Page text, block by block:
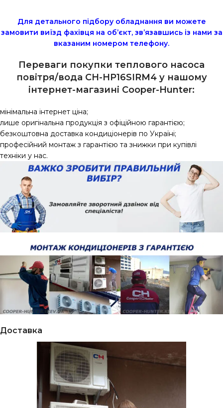
Для детального підбору обладнання ви можете
замовити виїзд фахівця на об’єкт, зв’язавшись із нами за
вказаним номером телефону.
Переваги покупки теплового насоса
повітря/вода CH-HP16SIRM4 у нашому
інтернет-магазині Сooper-Hunter:
мінімальна інтернет ціна;
лише оригінальна продукція з офіційною гарантією;
безкоштовна доставка кондиціонерів по Україні;
професійний монтаж з гарантією та знижки при купівлі
техніки у нас.
Доставка